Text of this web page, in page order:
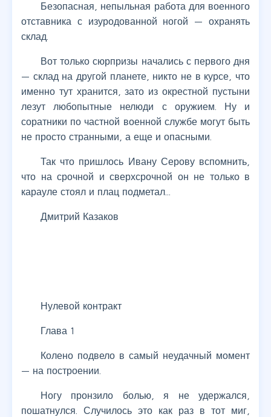
Безопасная, непыльная работа для военного
отставника с изуродованной ногой — охранять
склад.
Вот только сюрпризы начались с первого дня
— склад на другой планете, никто не в курсе, что
именно тут хранится, зато из окрестной пустыни
лезут любопытные нелюди с оружием. Ну и
соратники по частной военной службе могут быть
не просто странными, а еще и опасными.
Так что пришлось Ивану Серову вспомнить,
что на срочной и сверхсрочной он не только в
карауле стоял и плац подметал...
Дмитрий Казаков
Нулевой контракт
Глава 1
Колено подвело в самый неудачный момент
— на построении.
Ногу пронзило болью, я не удержался,
пошатнулся. Случилось это как раз в тот миг,